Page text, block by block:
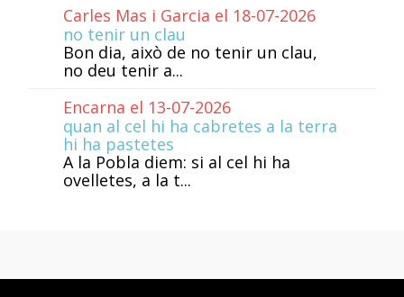
Carles Mas i Garcia el 18-07-2026
no tenir un clau
Bon dia, això de no tenir un clau,
no deu tenir a...
Encarna el 13-07-2026
quan al cel hi ha cabretes a la terra
hi ha pastetes
A la Pobla diem: si al cel hi ha
ovelletes, a la t...